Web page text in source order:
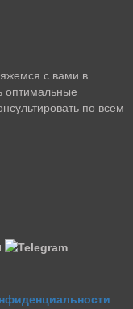
с вами в
оптимальные
по всем